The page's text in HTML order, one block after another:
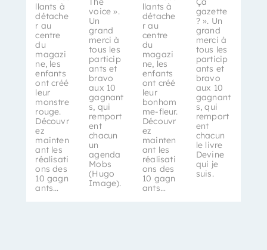
llants à
détache
r au
centre
du
magazi
ne, les
enfants
ont créé
leur
monstre
rouge.
Découvr
ez
mainten
ant les
réalisati
ons des
10 gagn
ants…
voice ».
Un
grand
merci à
tous les
particip
ants et
bravo
aux 10
gagnant
s, qui
remport
ent
chacun
un
agenda
Mobs
(Hugo
Image).
llants à
détache
r au
centre
du
magazi
ne, les
enfants
ont créé
leur
bonhom
me-fleur.
Découvr
ez
mainten
ant les
réalisati
ons des
10 gagn
ants…
gazette
? ». Un
grand
merci à
tous les
particip
ants et
bravo
aux 10
gagnant
s, qui
remport
ent
chacun
le livre
Devine
qui je
suis.